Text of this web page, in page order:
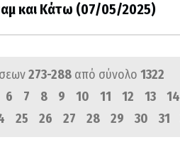
και Κάτω (07/05/2025)
273-288 από σύνολο 1322
6 7 8 9 10 11 12 13 14
25 26 27 28 29 30 31